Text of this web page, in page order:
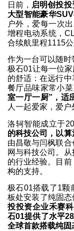
日前， 启明创投
大型智能豪华
户外，爱每一次
增程电动系统，
合续航里程1115公
作为一台可以随时
极石01让每一位
的舒适：在远行
餐厅品味家常小菜
室一厅一厨”，适
人一起爱家，爱户
洛轲智能成立于
的科技公司，以算
由昌敬与闫枫联
网与科技公司。
的行业经验。目
构的支持。
极石01搭载了1颗
板处安装了纯固
投投资企业禾赛
石01提供了水平
全球首款搭载纯固